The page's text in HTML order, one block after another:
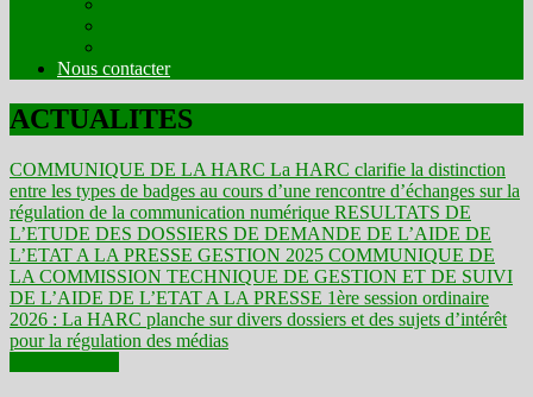
Nous contacter
ACTUALITES
COMMUNIQUE DE LA HARC La HARC clarifie la distinction
entre les types de badges au cours d’une rencontre d’échanges sur la
régulation de la communication numérique RESULTATS DE
L’ETUDE DES DOSSIERS DE DEMANDE DE L’AIDE DE
L’ETAT A LA PRESSE GESTION 2025 COMMUNIQUE DE
LA COMMISSION TECHNIQUE DE GESTION ET DE SUIVI
DE L’AIDE DE L’ETAT A LA PRESSE 1ère session ordinaire
2026 : La HARC planche sur divers dossiers et des sujets d’intérêt
pour la régulation des médias